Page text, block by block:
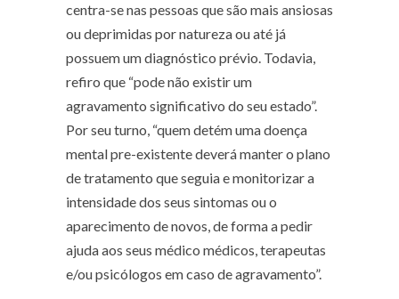
centra-se nas pessoas que são mais ansiosas
ou deprimidas por natureza ou até já
possuem um diagnóstico prévio. Todavia,
refiro que “pode não existir um
agravamento significativo do seu estado”.
Por seu turno, “quem detém uma doença
mental pre-existente deverá manter o plano
de tratamento que seguia e monitorizar a
intensidade dos seus sintomas ou o
aparecimento de novos, de forma a pedir
ajuda aos seus médico médicos, terapeutas
e/ou psicólogos em caso de agravamento”.